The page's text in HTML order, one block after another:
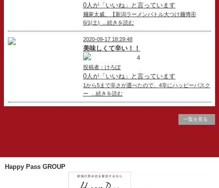
0人が「いいね」と言っています
麺家太威、【新潟ラーメンバトル大つけ麺博④
6/1(土) ...続きを読む
2020-09-17 18:29:48
美味しくて辛い！！
4
投稿者：けろぽ
0人が「いいね」と言っています
1から5まで辛さが選べたので、4辛にハッピーパスク
ー ...続きを読む
一覧を見る
Happy Pass GROUP